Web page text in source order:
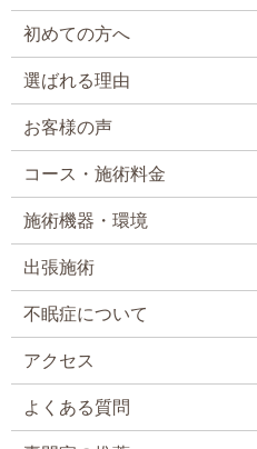
初めての方へ
選ばれる理由
お客様の声
コース・施術料金
施術機器・環境
出張施術
不眠症について
アクセス
よくある質問